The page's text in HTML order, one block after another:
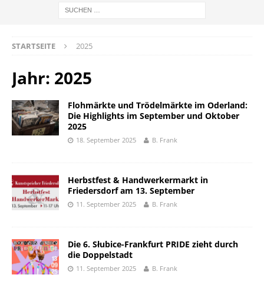
STARTSEITE 2025
Jahr: 2025
Flohmärkte und Trödelmärkte im Oderland:
Die Highlights im September und Oktober
2025
18. September 2025 B. Frank
Herbstfest & Handwerkermarkt in
Friedersdorf am 13. September
11. September 2025 B. Frank
Die 6. Słubice-Frankfurt PRIDE zieht durch
die Doppelstadt
11. September 2025 B. Frank